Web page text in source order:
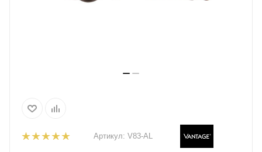
Артикул: V83-AL